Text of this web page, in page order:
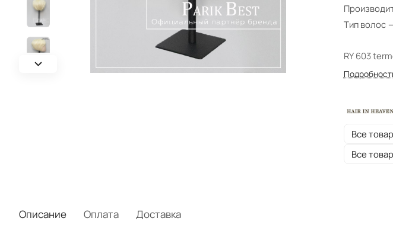
Тип волос
RY 603
Все
Все
Описание Оплата Доставка